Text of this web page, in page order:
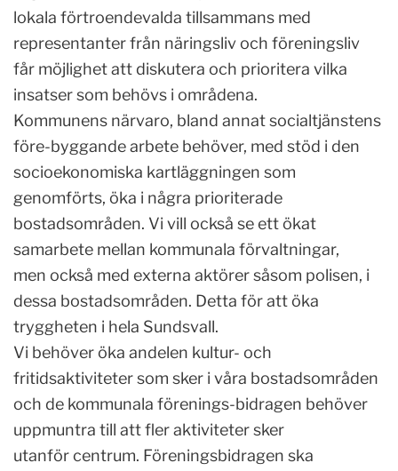
lokala förtroendevalda tillsammans med
representanter från näringsliv och föreningsliv
får möjlighet att diskutera och prioritera vilka
insatser som behövs i områdena.
Kommunens närvaro, bland annat socialtjänstens
före-byggande arbete behöver, med stöd i den
socioekonomiska kartläggningen som
genomförts, öka i några prioriterade
bostadsområden. Vi vill också se ett ökat
samarbete mellan kommunala förvaltningar,
men också med externa aktörer såsom polisen, i
dessa bostadsområden. Detta för att öka
tryggheten i hela Sundsvall.
Vi behöver öka andelen kultur- och
fritidsaktiviteter som sker i våra bostadsområden
och de kommunala förenings-bidragen behöver
uppmuntra till att fler aktiviteter sker
utanför centrum. Föreningsbidragen ska